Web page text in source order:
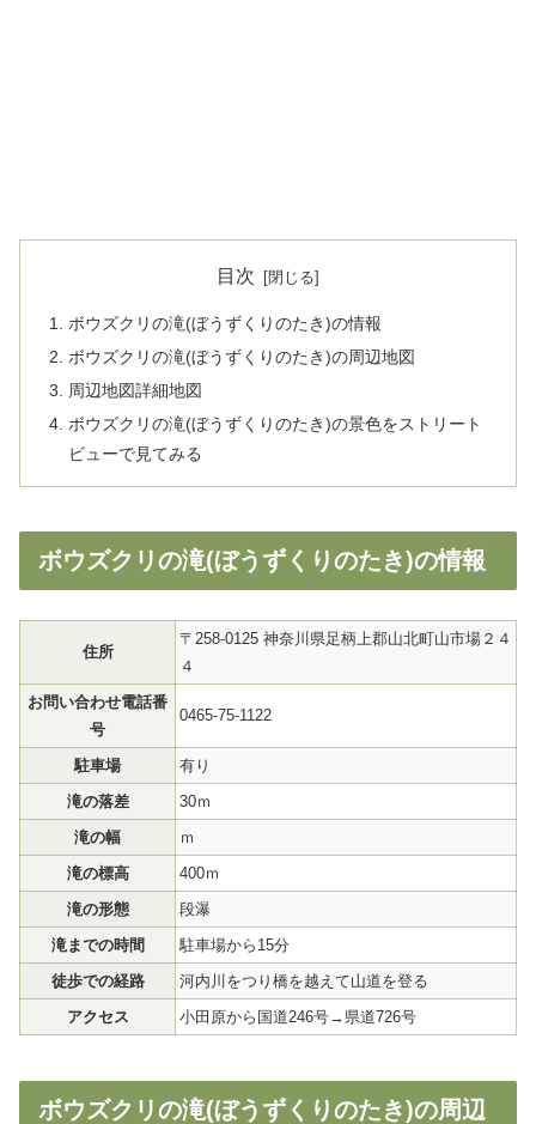
目次
ボウズクリの滝(ぼうずくりのたき)の情報
ボウズクリの滝(ぼうずくりのたき)の周辺地図
周辺地図詳細地図
ボウズクリの滝(ぼうずくりのたき)の景色をストリート
ビューで見てみる
ボウズクリの滝(ぼうずくりのたき)の情報
住所
〒258-0125 神奈川県足柄上郡山北町山市場２４
４
お問い合わせ電話番
号
0465-75-1122
駐車場
有り
滝の落差
30ｍ
滝の幅
ｍ
滝の標高
400ｍ
滝の形態
段瀑
滝までの時間
駐車場から15分
徒歩での経路
河内川をつり橋を越えて山道を登る
アクセス
小田原から国道246号→県道726号
ボウズクリの滝(ぼうずくりのたき)の周辺